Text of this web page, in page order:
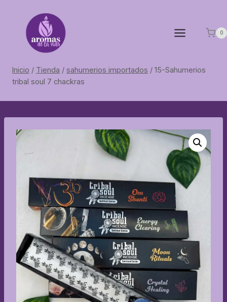
contenido
0
Inicio / Tienda / sahumerios importados / 15-Sahumerios
tribal soul 7 chackras